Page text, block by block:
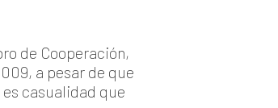
de Cooperación,
a pesar de que
casualidad que